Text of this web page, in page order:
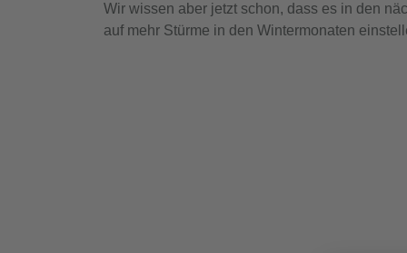
Wir wissen aber jetzt schon, dass es in den
auf mehr Stürme in den Wintermonaten